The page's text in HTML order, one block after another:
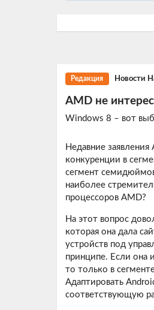
Редакция Новости
AMD не
Windows 8 – вот
Недавние
конкуренции в
сегмент
наиболее
процессоров AMD?
На этот вопрос
которая она дала
устройств под
принципе. Если она
то только в
Адаптировать
соответствующую